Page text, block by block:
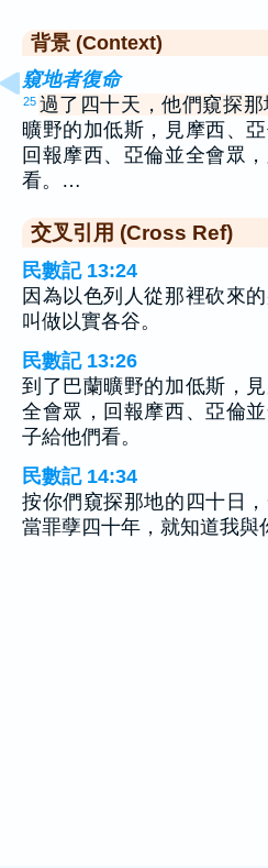
背景 (Context)
窺地者復命
25 過了四十天，他們窺探那
曠野的加低斯，見摩西、
回報摩西、亞倫並全會眾
看。…
交叉引用 (Cross Ref)
民數記 13:24
因為以色列人從那裡砍來
叫做以實各谷。
民數記 13:26
到了巴蘭曠野的加低斯，
全會眾，回報摩西、亞倫
子給他們看。
民數記 14:34
按你們窺探那地的四十日
當罪孽四十年，就知道我與